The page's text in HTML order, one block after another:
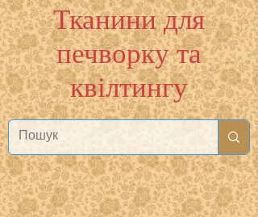
Тканини для
печворку та
квілтингу